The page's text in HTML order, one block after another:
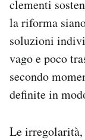
clementi
la riforma
soluzioni
vago e poco
secondo
definite in
Le